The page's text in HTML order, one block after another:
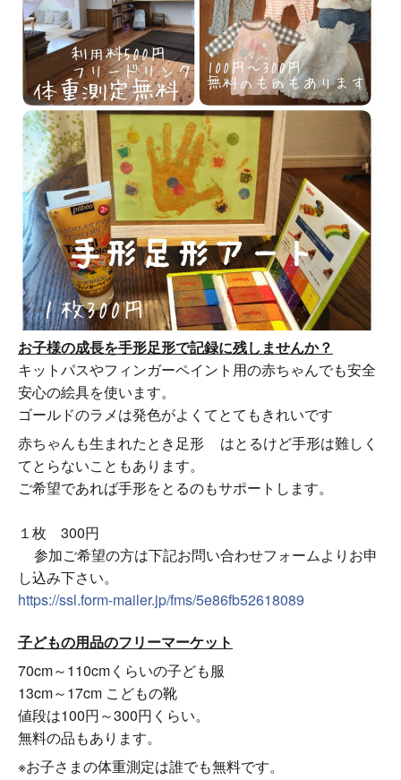
お子様の成長を手形足形で記録に残しませんか？
キットパスやフィンガーペイント用の赤ちゃんでも安全
安心の絵具を使います。
ゴールドのラメは発色がよくてとてもきれいです
赤ちゃんも生まれたとき足形
はとるけど手形は難しく
てとらないこともあります。
ご希望であれば手形をとるのもサポートします。
１枚 300円
参加ご希望の方は下記お問い合わせフォームよりお申
し込み下さい。
https://ssl.form-mailer.jp/fms/5e86fb52618089
子どもの用品のフリーマーケット
70cm～110cmくらいの子ども服
13cm～17cm こどもの靴
値段は100円～300円くらい。
無料の品もあります。
※お子さまの体重測定は誰でも無料です。